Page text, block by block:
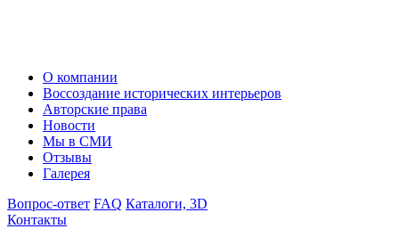
О компании
Воссоздание исторических интерьеров
Авторские права
Новости
Мы в СМИ
Отзывы
Галерея
Вопрос-ответ FAQ Каталоги, 3D
Контакты